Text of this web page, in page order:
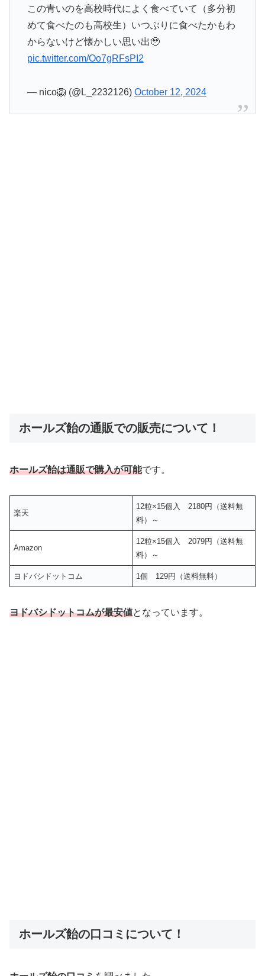
この青いのを高校時代によく食べていて（多分初
めて食べたのも高校生）いつぶりに食べたかもわ
からないけど懐かしい思い出🥹
pic.twitter.com/Oo7gRFsPI2
— nico🦁 (@L_2232126) October 12, 2024
ホールズ飴の通販での販売について！
ホールズ飴は通販で購入が可能です。
楽天
12粒×15個入 2180円（送料無
料）～
Amazon
12粒×15個入 2079円（送料無
料）～
ヨドバシドットコム 1個 129円（送料無料）
ヨドバシドットコムが最安値となっています。
ホールズ飴の口コミについて！